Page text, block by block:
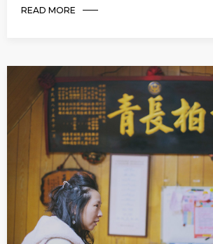
READ MORE